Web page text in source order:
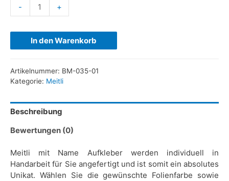
- +
In den Warenkorb
Artikelnummer: BM-035-01
Kategorie: Meitli
Beschreibung
Bewertungen (0)
Meitli mit Name Aufkleber werden individuell in
Handarbeit für Sie angefertigt und ist somit ein absolutes
Unikat. Wählen Sie die gewünschte Folienfarbe sowie